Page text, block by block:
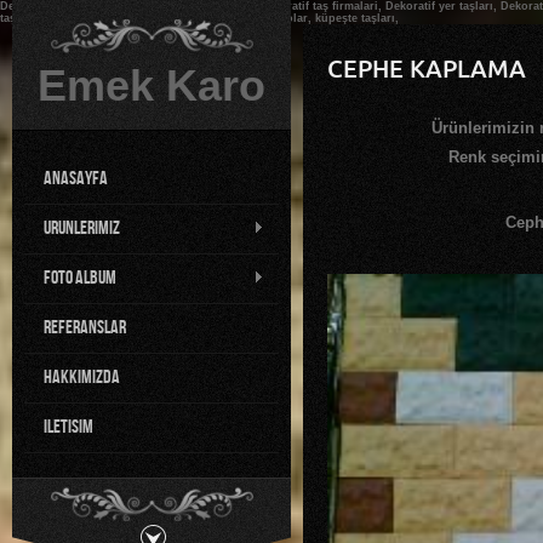
Dekoratif, Dekoratif taş, Dekoratif taşlar bursa, Dekoratif taş firmalari, Dekoratif yer taşları,
taşları, su olukları, dış cephe kaplama, dekoratif karolar, küpeşte taşları,
Emek Karo
AnaSayfa
Urunlerimiz
Foto Album
Referanslar
HakkImIzda
iletisim
CEPHE KAPLAMA
Ürünlerimizin
Renk